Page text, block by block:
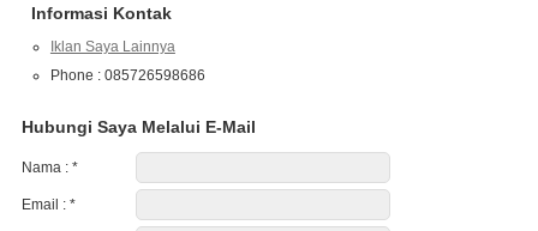
Informasi Kontak
Iklan Saya Lainnya
Phone : 085726598686
Hubungi Saya Melalui E-Mail
Nama : *
Email : *